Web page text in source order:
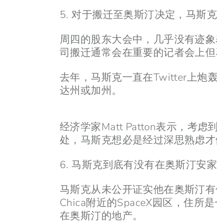
5. 对于搬迁至奥斯汀决定，马斯
周四的股东大会中，几乎没有迹
司搬迁通常会在重要的记者会上
去年，马斯克一直在Twitter上炮
达州或加州。
经济学家Matt Patton表示，考虑
处，马斯克想必是经过深思熟虑才
6. 马斯克到底有没有在奥斯汀安
马斯克从未公开证实他在奥斯汀
Chica附近的SpaceX园区，住所
在奥斯汀的地产。